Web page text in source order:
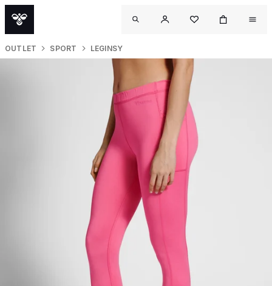
OUTLET SPORT LEGINSY